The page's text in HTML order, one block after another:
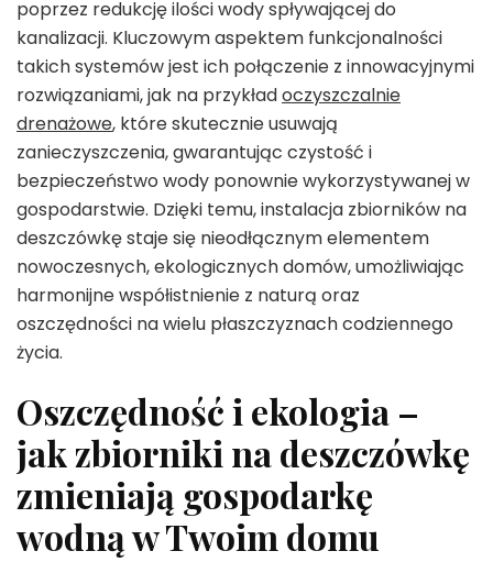
poprzez redukcję ilości wody spływającej do
kanalizacji. Kluczowym aspektem funkcjonalności
takich systemów jest ich połączenie z innowacyjnymi
rozwiązaniami, jak na przykładoczyszczalnie
drenażowe, które skutecznie usuwają
zanieczyszczenia, gwarantując czystość i
bezpieczeństwo wody ponownie wykorzystywanej w
gospodarstwie. Dzięki temu, instalacja zbiorników na
deszczówkę staje się nieodłącznym elementem
nowoczesnych, ekologicznych domów, umożliwiając
harmonijne współistnienie z naturą oraz
oszczędności na wielu płaszczyznach codziennego
życia.
Oszczędność i ekologia –
jak zbiorniki na deszczówkę
zmieniają gospodarkę
wodną w Twoim domu